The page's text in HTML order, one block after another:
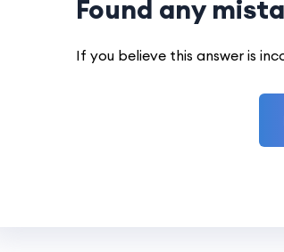
Found any
If you believe this answer is